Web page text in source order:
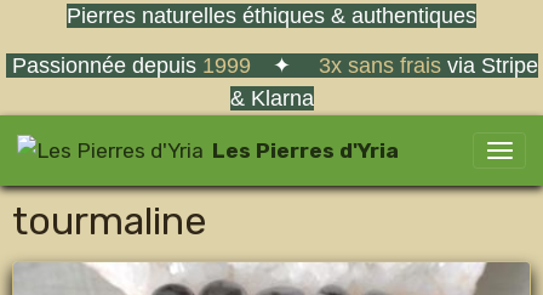
Pierres naturelles éthiques & authentiques
Passionnée depuis 1999 ✦ 3x sans fraisvia Stripe
& Klarna
Les Pierres d'Yria
tourmaline